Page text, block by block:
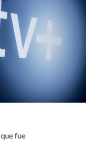
que fue